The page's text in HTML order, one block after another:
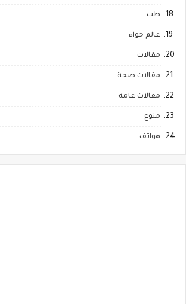
طب
عالم حواء
مقالات
مقالات صحة
مقالات عامة
منوع
هواتف